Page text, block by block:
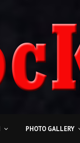
PHOTO GALLERY